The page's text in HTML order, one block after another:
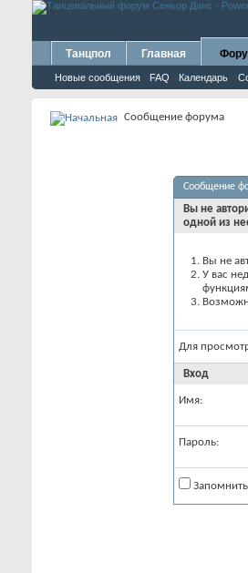
Танцпол Главная
Новые сообщения FAQ Календарь
Сообщение форума
Сообщение
Вы не
одной из
Вы не
У вас
Для
Вход
Имя:
Пароль: